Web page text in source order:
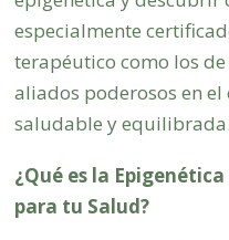
especialmente
terapéutico como los de
aliados poderosos en
saludable y equilibrada.
¿Qué es la
para tu Salud?